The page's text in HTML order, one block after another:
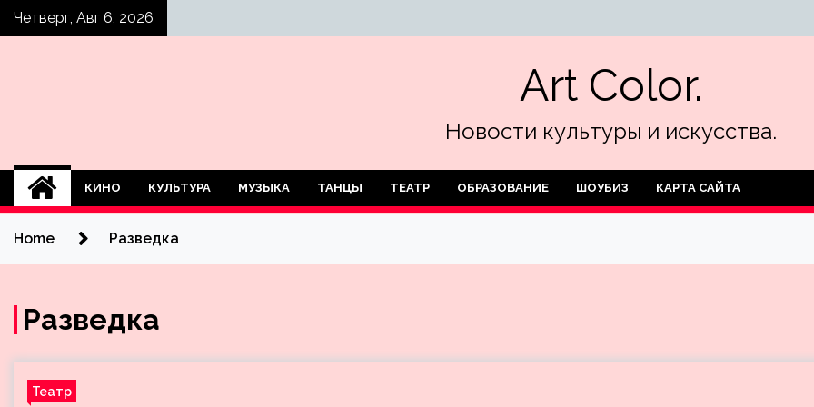
SkipЧетверг, Авг 6, 2026
Art Color.
Новости культуры и искусства.
КИНО КУЛЬТУРА МУЗЫКА ТАНЦЫ ТЕАТР ОБРАЗОВАНИЕ ШОУБИЗ КАРТА САЙТА
Home Разведка
Разведка
Театр